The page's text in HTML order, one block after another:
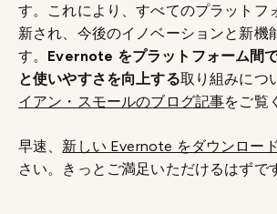
す。これにより、すべてのプラットフ
新され、今後のイノベーションと新機
す。 Evernote をプラットフォーム間
と使いやすさを向上する取り組みにつ
イアン・スモールのブログ記事をご覧
早速、 新しい Evernote をダウンロード
さい。きっとご満足いただけるはずで